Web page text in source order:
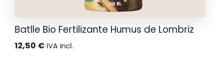
Batlle Bio Fertilizante Humus de Lombriz
12,50 € IVA incl.